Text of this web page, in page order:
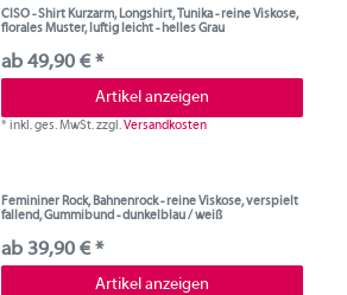
CISO - Shirt Kurzarm, Longshirt, Tunika - reine Viskose,
florales Muster, luftig leicht - helles Grau
ab 49,90 € *
Artikel anzeigen
*inkl. ges. MwSt.zzgl.Versandkosten
Femininer Rock, Bahnenrock - reine Viskose, verspielt
fallend, Gummibund - dunkelblau / weiß
ab 39,90 € *
Artikel anzeigen